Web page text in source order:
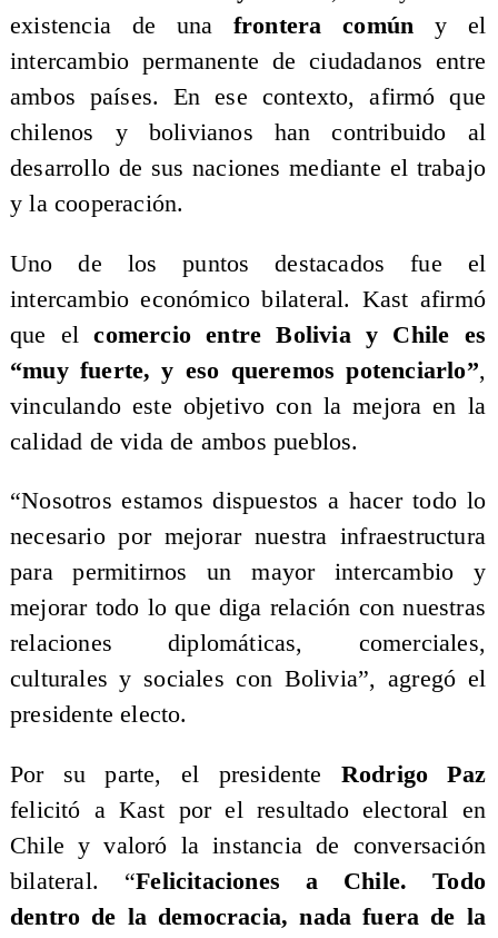
existencia de una frontera común y el
intercambio permanente de ciudadanos entre
ambos países. En ese contexto, afirmó que
chilenos y bolivianos han contribuido al
desarrollo de sus naciones mediante el trabajo
y la cooperación.
Uno de los puntos destacados fue el
intercambio económico bilateral. Kast afirmó
que elcomercio entre Bolivia y Chile es
“muy fuerte, y eso queremos potenciarlo”,
vinculando este objetivo con la mejora en la
calidad de vida de ambos pueblos.
“Nosotros estamos dispuestos a hacer todo lo
necesario por mejorar nuestra infraestructura
para permitirnos un mayor intercambio y
mejorar todo lo que diga relación con nuestras
relaciones diplomáticas, comerciales,
culturales y sociales con Bolivia”, agregó el
presidente electo.
Por su parte, el presidente Rodrigo Paz
felicitó a Kast por el resultado electoral en
Chile y valoró la instancia de conversación
bilateral. “Felicitaciones a Chile. Todo
dentro de la democracia, nada fuera de la